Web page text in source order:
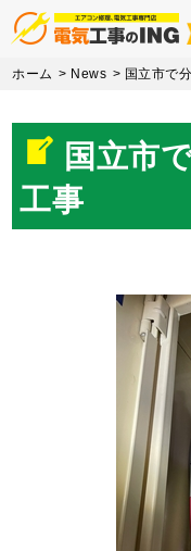
Skip
content
ホーム > News > 国立市で
国立市
工事